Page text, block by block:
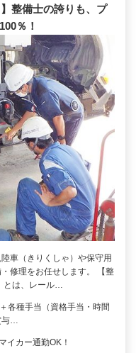
整備士の誇りも、プ
％！
車（きりくしゃ）や保守用
修理をお任せします。 【整
とは、レール…
各種手当（資格手当・時間
与…
カー通勤OK！